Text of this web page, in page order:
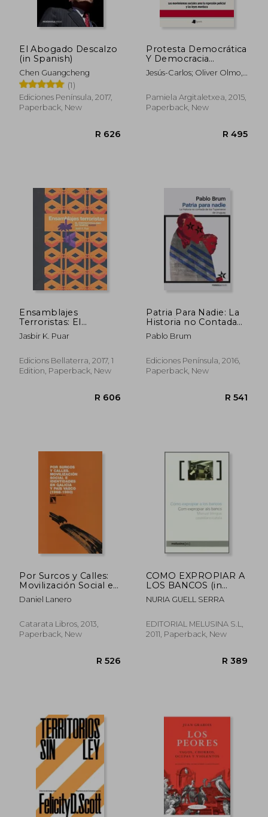
R 389
El Abogado Descalzo
(in Spanish)
Chen Guangcheng
(1)
Ediciones Península, 2017,
Paperback, New
Protesta Democrática
Y Democracia
Antiprotesta: Los
Movimientos Sociales
Policial Y Las Leyes
Mordaza (ensayo Y
Jesús-Carlos; Oliver Olmo,
Pamiela Argitaletxea, 2015,
Paperback, New
Ensamblajes
Terroristas: El
Homonacionalismo
en Tiempos Queer (in
Jasbir K. Puar
Edicions Bellaterra, 2017, 1
Edition, Paperback, New
Patria Para Nadie: La
Historia no Contada
de los Tupamaros de
Uruguay (in Spanish)
Pablo Brum
Ediciones Península, 2016,
Paperback, New
Por Surcos y Calles:
Movilización Social e
Identidades en Galicia
y País Vasco, 1968-
Daniel Lanero
Catarata Libros, 2013,
Paperback, New
COMO EXPROPIAR A
LOS BANCOS (in
Spanish)
NURIA GUELL SERRA
EDITORIAL MELUSINA S.L,
2011, Paperback, New